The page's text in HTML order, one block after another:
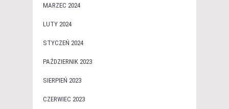
MARZEC 2024
LUTY 2024
STYCZEŃ 2024
PAŹDZIERNIK 2023
SIERPIEŃ 2023
CZERWIEC 2023